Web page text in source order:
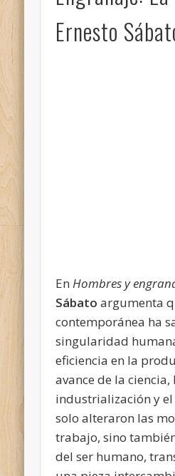
Ernesto
EnHombres y
Sábato argumenta
contemporánea ha
singularidad
eficiencia en la
avance de la ciencia,
industrialización y
solo alteraron las
trabajo, sino
del ser humano,